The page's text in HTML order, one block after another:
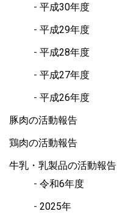
平成30年度
平成29年度
平成28年度
平成27年度
平成26年度
豚肉の活動報告
鶏肉の活動報告
牛乳・乳製品の活動報告
令和6年度
2025年